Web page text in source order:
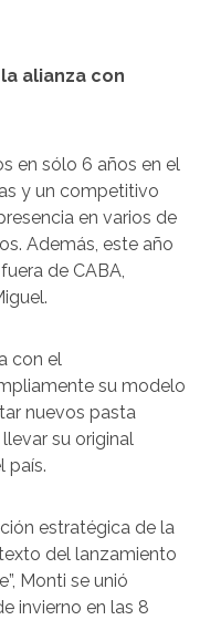
alianza con
en sólo 6 años en el
y un competitivo
en varios de
Además, este año
de CABA,
con el
su modelo
nuevos pasta
su original
país.
estratégica de la
del lanzamiento
Monti se unió
invierno en las 8